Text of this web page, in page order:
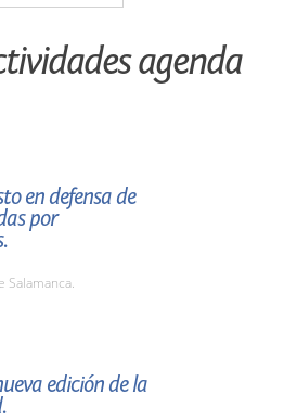
agenda
en defensa de
por
Salamanca.
edición de la